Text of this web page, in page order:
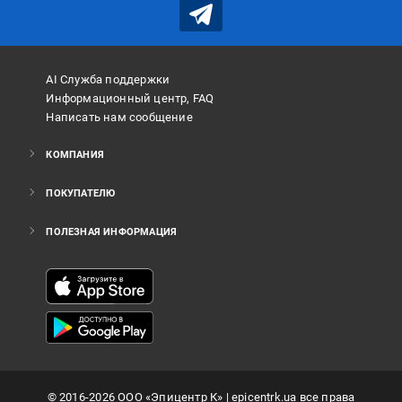
AI Служба поддержки
Информационный центр, FAQ
Написать нам сообщение
КОМПАНИЯ
ПОКУПАТЕЛЮ
ПОЛЕЗНАЯ ИНФОРМАЦИЯ
©2016-2026ООО «Эпицентр К» | epicentrk.ua все права